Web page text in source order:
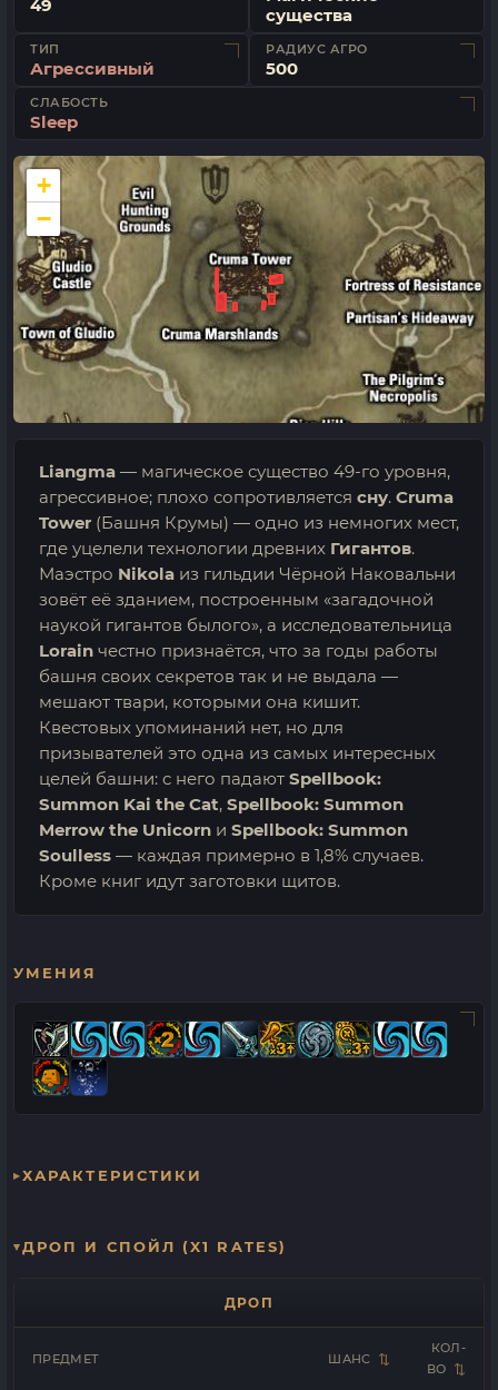
49
существа
ТИП
Агрессивный
РАДИУС АГРО
500
СЛАБОСТЬ
Sleep
+
−
Liangma — магическое существо 49-го уровня,
агрессивное; плохо сопротивляется сну. Cruma
Tower (Башня Крумы) — одно из немногих мест,
где уцелели технологии древних Гигантов.
Маэстро Nikola из гильдии Чёрной Наковальни
зовёт её зданием, построенным «загадочной
наукой гигантов былого», а исследовательница
Lorain честно признаётся, что за годы работы
башня своих секретов так и не выдала —
мешают твари, которыми она кишит.
Квестовых упоминаний нет, но для
призывателей это одна из самых интересных
целей башни: с него падают Spellbook:
Summon Kai the Cat, Spellbook: Summon
Merrow the Unicorn и Spellbook: Summon
Soulless — каждая примерно в 1,8% случаев.
Кроме книг идут заготовки щитов.
УМЕНИЯ
ХАРАКТЕРИСТИКИ
ДРОП И СПОЙЛ (X1 RATES)
ДРОП
ПРЕДМЕТ ШАНС
КОЛ-
ВО